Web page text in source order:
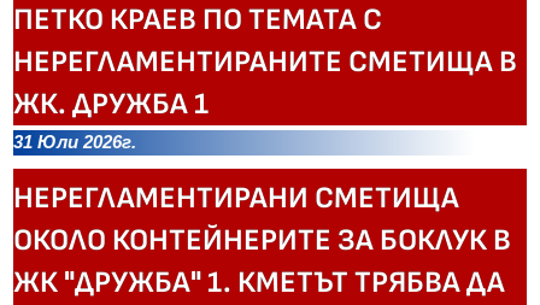
ПЕТКО КРАЕВ ПО ТЕМАТА С
НЕРЕГЛАМЕНТИРАНИТЕ СМЕТИЩА В
ЖК. ДРУЖБА 1
31 Юли 2026г.
НЕРЕГЛАМЕНТИРАНИ СМЕТИЩА
ОКОЛО КОНТЕЙНЕРИТЕ ЗА БОКЛУК В
ЖК "ДРУЖБА" 1. КМЕТЪТ ТРЯБВА ДА